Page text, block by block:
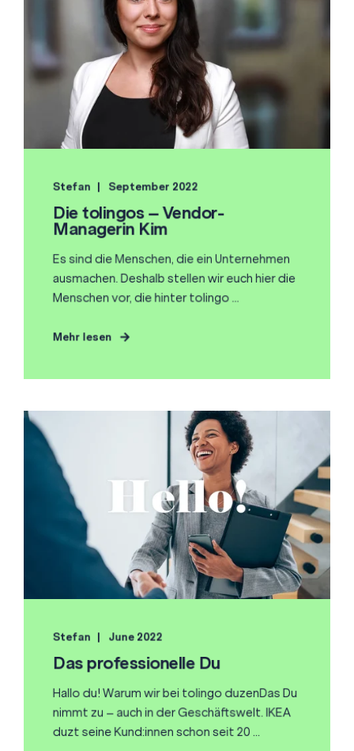
Stefan September 2022
Die tolingos – Vendor-
Managerin Kim
Es sind die Menschen, die ein Unternehmen
ausmachen. Deshalb stellen wir euch hier die
Menschen vor, die hinter tolingo ...
Mehr lesen
Stefan June 2022
Das professionelle Du
Hallo du! Warum wir bei tolingo duzenDas Du
nimmt zu – auch in der Geschäftswelt. IKEA
duzt seine Kund:innen schon seit 20 ...